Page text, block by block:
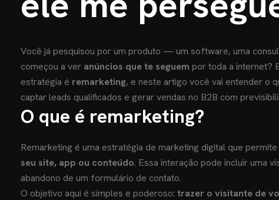
Você já pesquisou por um produto — um software, uma
começou a ver anúncios que te seguem por toda a internet?
estratégia é remarketing, e neste artigo você vai entender o
captar leads qualificados e gerar vendas no B2B com
O que é remarketing?
Remarketing é uma estratégia de marketing digital que permite
seu site, app ou conteúdo. Essa interação pode incluir uma
abandono de um formulário de contato.
O objetivo aqui é simples e poderoso: trazer o visitante de